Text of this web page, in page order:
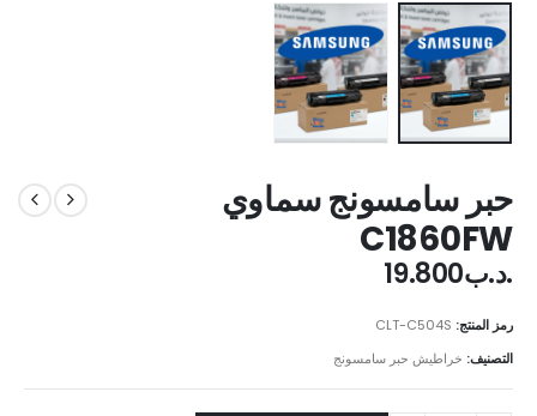
حبر سامسونج سماوي
C1860FW
.د.ب19.800
رمز المنتج: CLT-C504S
التصنيف: خراطيش حبر سامسونج